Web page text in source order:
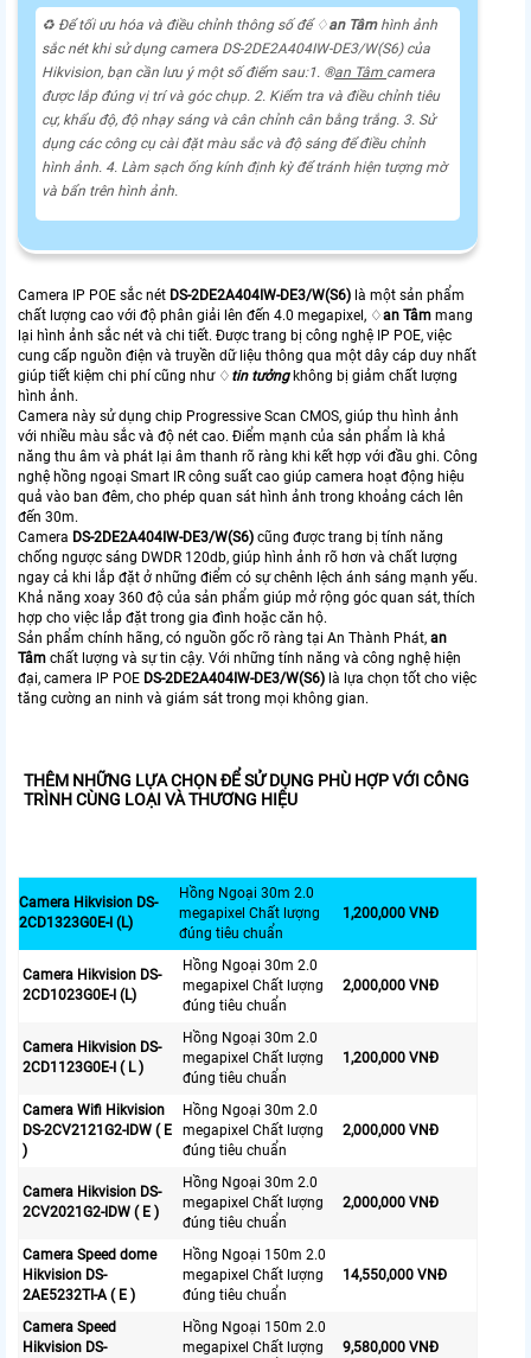
♻️ Để tối ưu hóa và điều chỉnh thông số để ♢an Tâm hình ảnh
sắc nét khi sử dụng camera DS-2DE2A404IW-DE3/W(S6) của
Hikvision, bạn cần lưu ý một số điểm sau:1. ®️an Tâm camera
được lắp đúng vị trí và góc chụp. 2. Kiểm tra và điều chỉnh tiêu
cự, khẩu độ, độ nhạy sáng và cân chỉnh cân bằng trắng. 3. Sử
dụng các công cụ cài đặt màu sắc và độ sáng để điều chỉnh
hình ảnh. 4. Làm sạch ống kính định kỳ để tránh hiện tượng mờ
và bẩn trên hình ảnh.
Camera IP POE sắc nét DS-2DE2A404IW-DE3/W(S6) là một sản phẩm
chất lượng cao với độ phân giải lên đến 4.0 megapixel, ♢an Tâm mang
lại hình ảnh sắc nét và chi tiết. Được trang bị công nghệ IP POE, việc
cung cấp nguồn điện và truyền dữ liệu thông qua một dây cáp duy nhất
giúp tiết kiệm chi phí cũng như ♢ tin tưởngkhông bị giảm chất lượng
hình ảnh.
Camera này sử dụng chip Progressive Scan CMOS, giúp thu hình ảnh
với nhiều màu sắc và độ nét cao. Điểm mạnh của sản phẩm là khả
năng thu âm và phát lại âm thanh rõ ràng khi kết hợp với đầu ghi. Công
nghệ hồng ngoại Smart IR công suất cao giúp camera hoạt động hiệu
quả vào ban đêm, cho phép quan sát hình ảnh trong khoảng cách lên
đến 30m.
Camera DS-2DE2A404IW-DE3/W(S6) cũng được trang bị tính năng
chống ngược sáng DWDR 120db, giúp hình ảnh rõ hơn và chất lượng
ngay cả khi lắp đặt ở những điểm có sự chênh lệch ánh sáng mạnh yếu.
Khả năng xoay 360 độ của sản phẩm giúp mở rộng góc quan sát, thích
hợp cho việc lắp đặt trong gia đình hoặc căn hộ.
Sản phẩm chính hãng, có nguồn gốc rõ ràng tại An Thành Phát, an
Tâm chất lượng và sự tin cậy. Với những tính năng và công nghệ hiện
đại, camera IP POE DS-2DE2A404IW-DE3/W(S6) là lựa chọn tốt cho việc
tăng cường an ninh và giám sát trong mọi không gian.
THÊM NHỮNG LỰA CHỌN ĐỂ SỬ DỤNG PHÙ HỢP VỚI CÔNG
TRÌNH CÙNG LOẠI VÀ THƯƠNG HIỆU
Camera Hikvision DS-
2CD1323G0E-I (L)
Hồng Ngoại 30m 2.0
megapixel Chất lượng
đúng tiêu chuẩn
1,200,000 VNĐ
Camera Hikvision DS-
2CD1023G0E-I (L)
Hồng Ngoại 30m 2.0
megapixel Chất lượng
đúng tiêu chuẩn
2,000,000 VNĐ
Camera Hikvision DS-
2CD1123G0E-I ( L )
Hồng Ngoại 30m 2.0
megapixel Chất lượng
đúng tiêu chuẩn
1,200,000 VNĐ
Camera Wifi Hikvision
DS-2CV2121G2-IDW ( E
)
Hồng Ngoại 30m 2.0
megapixel Chất lượng
đúng tiêu chuẩn
2,000,000 VNĐ
Camera Hikvision DS-
2CV2021G2-IDW ( E )
Hồng Ngoại 30m 2.0
megapixel Chất lượng
đúng tiêu chuẩn
2,000,000 VNĐ
Camera Speed dome
Hikvision DS-
2AE5232TI-A ( E )
Hồng Ngoại 150m 2.0
megapixel Chất lượng
đúng tiêu chuẩn
14,550,000 VNĐ
Camera Speed
Hikvision DS-
Hồng Ngoại 150m 2.0
megapixel Chất lượng
9,580,000 VNĐ